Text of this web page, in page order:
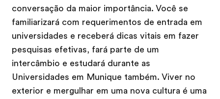
conversação da maior importância. Você se
familiarizará com requerimentos de entrada em
universidades e receberá dicas vitais em fazer
pesquisas efetivas, fará parte de um
intercâmbio e estudará durante as
Universidades em Munique também. Viver no
exterior e mergulhar em uma nova cultura é uma